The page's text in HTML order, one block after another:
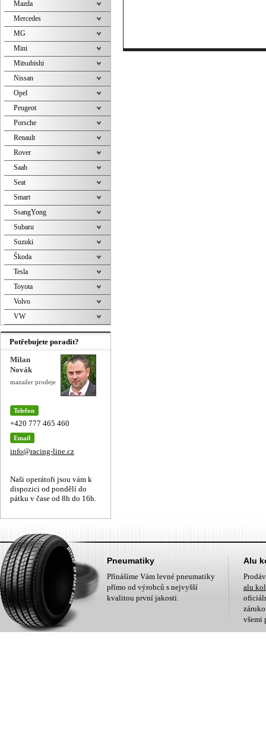
Mazda
Mercedes
MG
Mini
Mitsubishi
Nissan
Opel
Peugeot
Porsche
Renault
Rover
Saab
Seat
Smart
SsangYong
Subaru
Suzuki
Škoda
Tesla
Toyota
Volvo
VW
Potřebujete poradit?
Milan
Novák
manažer prodeje
Telefon
+420 777 465 460
Email
info@racing-line.cz
Naši operátoři jsou vám k
dispozici od pondělí do
pátku v čase od 8h do 16h.
Pneumatiky
Přínášíme Vám levné pneumatiky
přímo od výrobců s nejvyšší
kvalitou první jakosti.
Alu
alu
všemi